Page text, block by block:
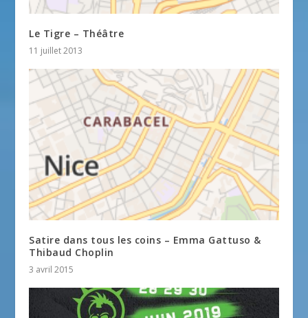
Le Tigre – Théâtre
11 juillet 2013
Satire dans tous les coins – Emma Gattuso &
Thibaud Choplin
3 avril 2015